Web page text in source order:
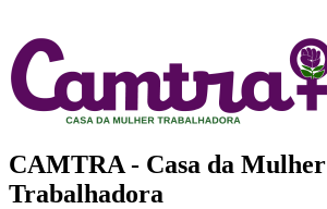
CAMTRA - Casa da Mulher
Trabalhadora